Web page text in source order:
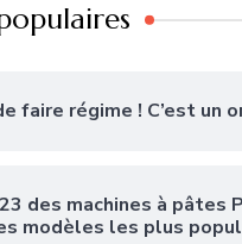
faire régime ! C’est un
des machines à pâtes
modèles les plus